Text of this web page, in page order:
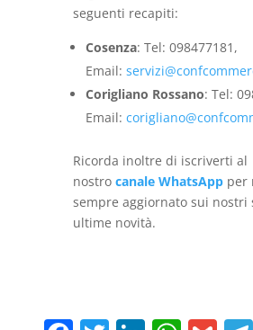
seguenti recapiti:
Cosenza: Tel: 098477181,
Email:
Corigliano Rossano: Tel:
Email:
Ricorda inoltre di iscriverti al
nostro canale WhatsApp per
sempre aggiornato sui nostri
ultime novità.